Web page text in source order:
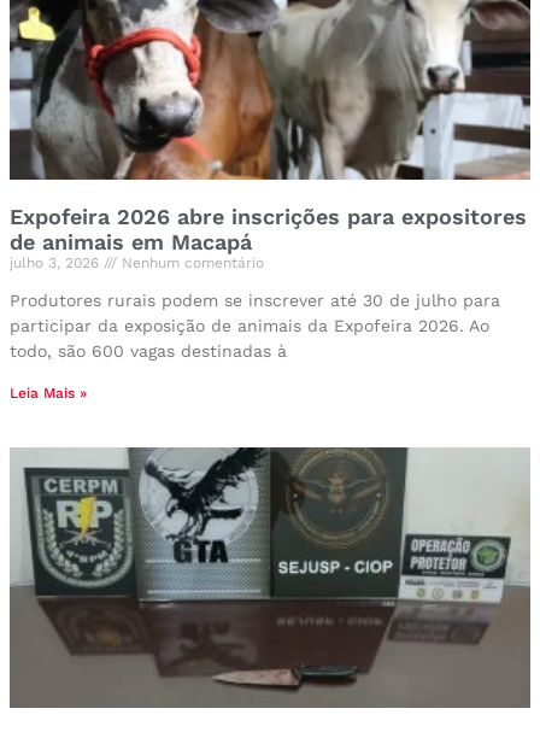
Expofeira 2026 abre inscrições para expositores
de animais em Macapá
julho 3, 2026 Nenhum comentário
Produtores rurais podem se inscrever até 30 de julho para
participar da exposição de animais da Expofeira 2026. Ao
todo, são 600 vagas destinadas à
Leia Mais »